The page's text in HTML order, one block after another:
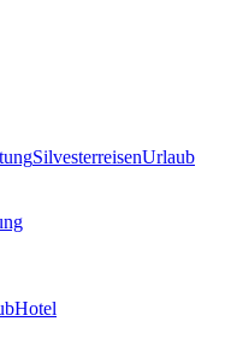
SilvesterreisenUrlaub
Hotel